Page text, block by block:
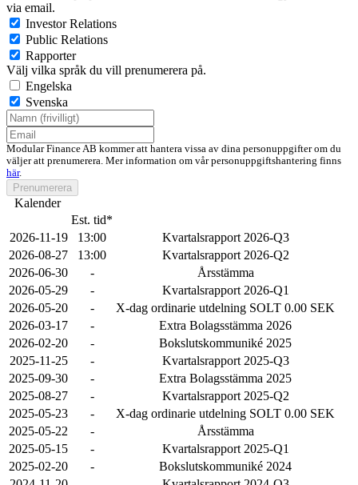
via email.
Investor Relations
Public Relations
Rapporter
Välj vilka språk du vill prenumerera på.
Engelska
Svenska
Modular Finance AB kommer att hantera vissa av dina personuppgifter om du
väljer att prenumerera. Mer information om vår personuppgiftshantering finns
här.
Prenumerera
Kalender
Est. tid*
2026-11-19
13:00
Kvartalsrapport 2026-Q3
2026-08-27
13:00
Kvartalsrapport 2026-Q2
2026-06-30
-
Årsstämma
2026-05-29
-
Kvartalsrapport 2026-Q1
2026-05-20
-
X-dag ordinarie utdelning SOLT 0.00 SEK
2026-03-17
-
Extra Bolagsstämma 2026
2026-02-20
-
Bokslutskommuniké 2025
2025-11-25
-
Kvartalsrapport 2025-Q3
2025-09-30
-
Extra Bolagsstämma 2025
2025-08-27
-
Kvartalsrapport 2025-Q2
2025-05-23
-
X-dag ordinarie utdelning SOLT 0.00 SEK
2025-05-22
-
Årsstämma
2025-05-15
-
Kvartalsrapport 2025-Q1
2025-02-20
-
Bokslutskommuniké 2024